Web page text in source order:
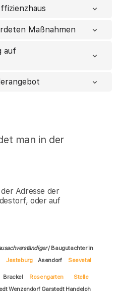
Maßnahmen
auf
man in der
Adresse der
oder auf
/ Baugutachter in
Jesteburg Asendorf Seevetal
Brackel Rosengarten
Stelle
Wenzendorf Garstedt Handeloh